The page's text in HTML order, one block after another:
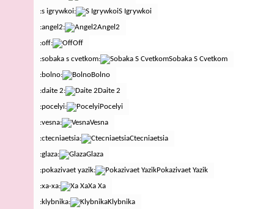
:s igrywkoi:
S Igrywkoi
:angel2:
Angel2
:off:
Off
:sobaka s cvetkom:
Sobaka S Cvetkom
:bolno:
Bolno
:daite 2:
Daite 2
:pocelyi:
Pocelyi
:vesna:
Vesna
:ctecniaetsia:
Ctecniaetsia
:glaza:
Glaza
:pokazivaet yazik:
Pokazivaet Yazik
:xa-xa:
Xa Xa
:klybnika:
Klybnika